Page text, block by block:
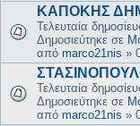
ΚΑΠΟΚΗΣ
Τελευταία
Δημοσιεύτηκε σε
από marco21nis »
Τελευταία
Δημοσιεύτηκε σε
από marco21nis »